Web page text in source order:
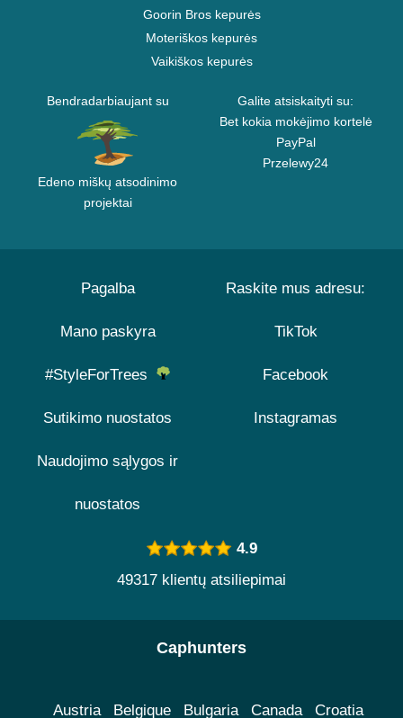
Goorin Bros kepurės
Moteriškos kepurės
Vaikiškos kepurės
Bendradarbiaujant su
Edeno miškų atsodinimo
projektai
Galite atsiskaityti su:
Bet kokia mokėjimo kortelė
PayPal
Przelewy24
Pagalba
Mano paskyra
#StyleForTrees
Sutikimo nuostatos
Naudojimo sąlygos ir
nuostatos
Raskite mus adresu:
TikTok
Facebook
Instagramas
4.9
49317 klientų atsiliepimai
Caphunters
Austria Belgique Bulgaria Canada Croatia